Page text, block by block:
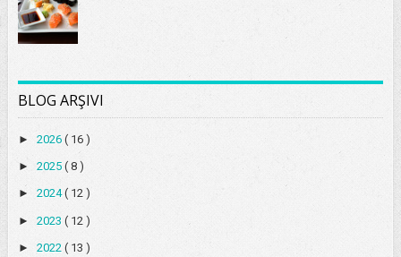
BLOG ARŞIVI
► 2026 ( 16 )
► 2025 ( 8 )
► 2024( 12 )
► 2023 ( 12 )
► 2022 ( 13 )